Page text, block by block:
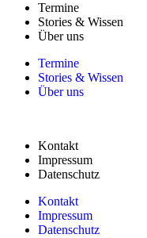
Termine
Stories & Wissen
Über uns
Termine
Stories & Wissen
Über uns
Kontakt
Impressum
Datenschutz
Kontakt
Impressum
Datenschutz